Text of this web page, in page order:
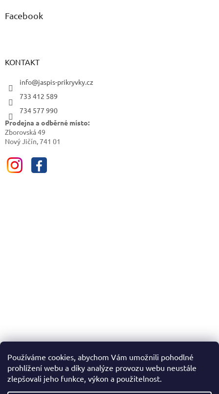
Používáme cookies, abychom Vám umožnili pohodlné
prohlížení webu a díky analýze provozu webu neustále
zlepšovali jeho funkce, výkon a použitelnost.
Facebook
KONTAKT
info@jaspis-prikryvky.cz
733 412 589
734 577 990
Prodejna a odběrné místo:
Zborovská 49
Nový Jičín, 741 01